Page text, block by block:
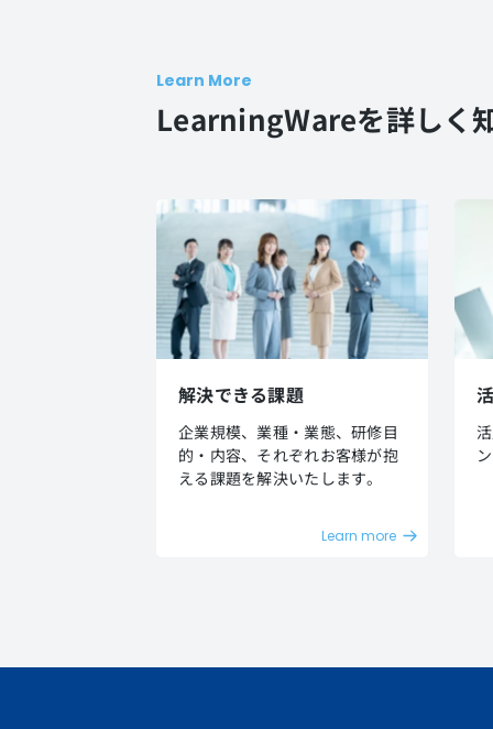
Learn More
LearningWareを詳しく
解決できる課題
企業規模、業種・業態、研修目
的・内容、それぞれお客様が抱
える課題を解決いたします。
Learn more